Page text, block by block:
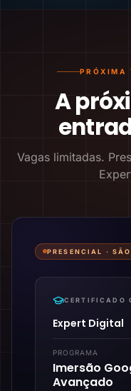
PRÓXIMA
A
Vagas limitadas.
PRESENCIAL ·
CERTIFICADO
Expert Digital
PROGRAMA
Imersão
Avançado